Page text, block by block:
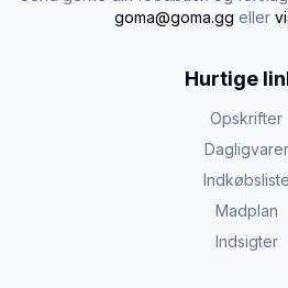
goma@goma.gg eller
Hurtige
Opskrifter
Dagligvarer
Indkøbsliste
Madplan
Indsigter